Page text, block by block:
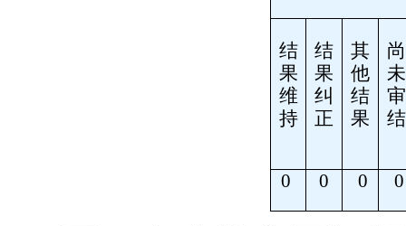
结
果
维
持
结
果
纠
正
其
他
结
果
尚
未
审
结
0 0 0 0